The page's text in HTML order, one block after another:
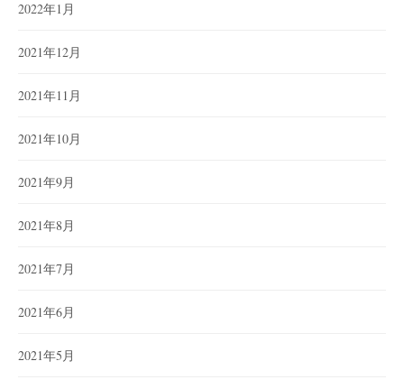
2022年1月
2021年12月
2021年11月
2021年10月
2021年9月
2021年8月
2021年7月
2021年6月
2021年5月